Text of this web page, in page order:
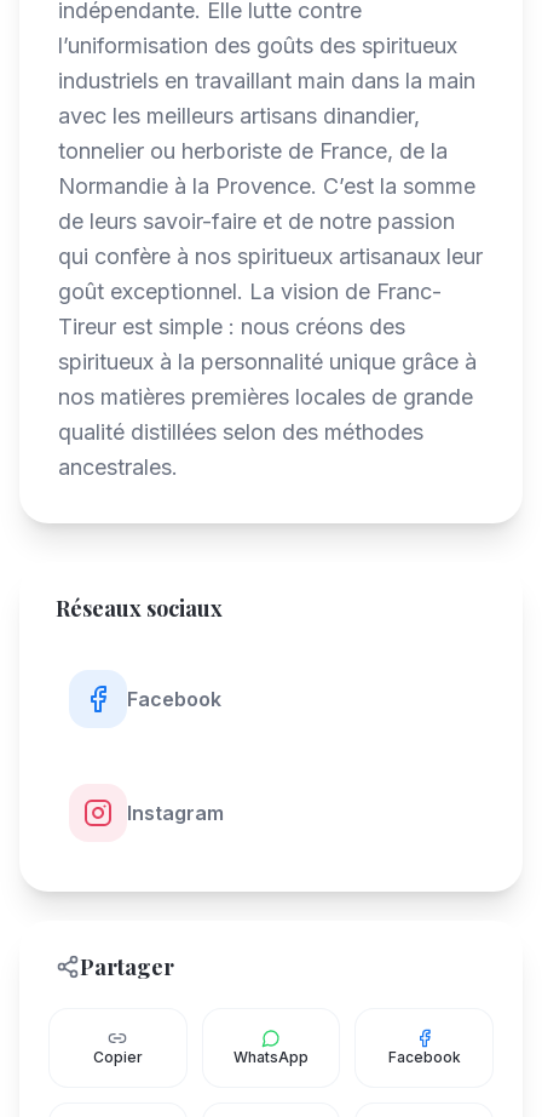
indépendante. Elle lutte contre
l’uniformisation des goûts des spiritueux
industriels en travaillant main dans la main
avec les meilleurs artisans dinandier,
tonnelier ou herboriste de France, de la
Normandie à la Provence. C’est la somme
de leurs savoir-faire et de notre passion
qui confère à nos spiritueux artisanaux leur
goût exceptionnel. La vision de Franc-
Tireur est simple : nous créons des
spiritueux à la personnalité unique grâce à
nos matières premières locales de grande
qualité distillées selon des méthodes
ancestrales.
Réseaux sociaux
Facebook
Instagram
Partager
Copier WhatsApp Facebook